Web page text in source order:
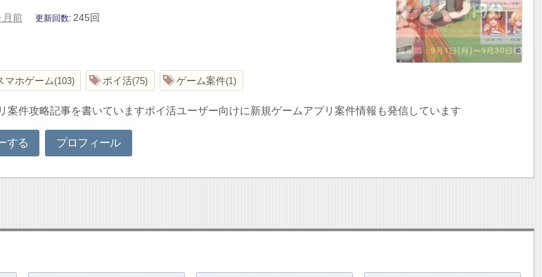
月前 更新回数 245回
マホゲーム 103 ポイ活 75 ゲーム案件 1
案件攻略記事を書いていますポイ活ユーザー向けに新規ゲームアプリ案件情報も発信しています
する プロフィール